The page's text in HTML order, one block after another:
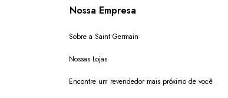
Nossa Empresa
Sobre a Saint Germain
Nossas Lojas
Encontre um revendedor mais próximo de você